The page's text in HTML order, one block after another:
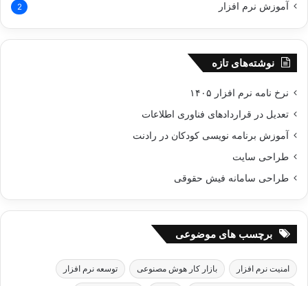
آموزش نرم افزار 2
نوشته‌های تازه
نرخ نامه نرم افزار ۱۴۰۵
تعدیل در قراردادهای فناوری اطلاعات
آموزش برنامه نویسی کودکان در رادنت
طراحی سایت
طراحی سامانه فیش حقوقی
برچسب های موضوعی
امنیت نرم افزار بازار کار هوش مصنوعی توسعه نرم افزار